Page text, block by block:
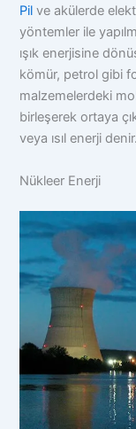
Pil ve akülerde
yöntemler ile
ışık enerjisine
kömür, petrol gibi
malzemelerdeki
birleşerek ortaya
veya ısıl enerji denir.
Nükleer Enerji